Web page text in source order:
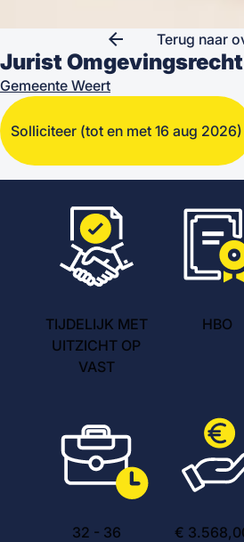
arrow_back Terug naar
Jurist Omgevingsrecht
Gemeente Weert
Solliciteer (tot en met 16 aug 2026)
TIJDELIJK MET
UITZICHT OP
VAST
HBO
32 - 36
€